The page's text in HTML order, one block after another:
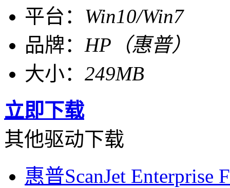
平台： Win10/Win7
品牌： HP（惠普）
大小： 249MB
立即下载
其他驱动下载
惠普ScanJet